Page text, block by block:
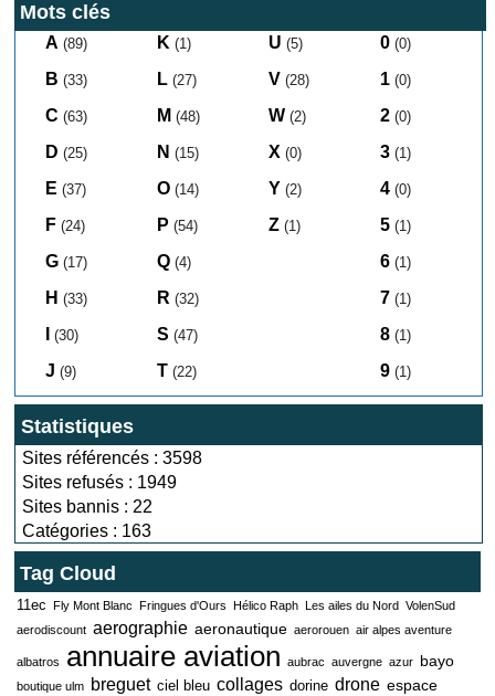
Mots clés
A (89)
B (33)
C (63)
D (25)
E (37)
F (24)
G (17)
H (33)
(30)
J (9)
K (1)
L (27)
M (48)
N (15)
O (14)
P (54)
Q (4)
R (32)
S (47)
T (22)
U (5)
V (28)
W (2)
X (0)
Y (2)
Z (1)
0 (0)
1 (0)
2 (0)
3 (1)
4 (0)
5 (1)
6 (1)
7 (1)
8 (1)
9 (1)
Statistiques
Sites référencés : 3598
Sites refusés : 1949
Sites bannis : 22
Catégories : 163
Tag Cloud
11ec Fly Mont Blanc Fringues d'Ours Hélico Raph Les ailes du Nord VolenSud
aerodiscount aerographie aeronautique aerorouen air alpes aventure
albatros annuaire aviation aubrac auvergne azur bayo
boutique ulm breguet ciel bleu collages dorine drone espace